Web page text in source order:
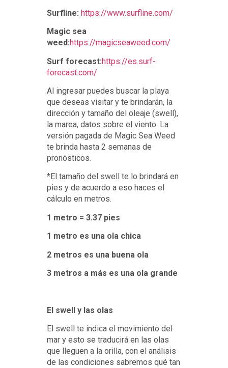
Surfline: https://www.surfline.com/
Magic sea
weed:https://magicseaweed.com/
Surf forecast:https://es.surf-
forecast.com/
Al ingresar puedes buscar la playa
que deseas visitar y te brindarán, la
dirección y tamaño del oleaje (swell),
la marea, datos sobre el viento. La
versión pagada de Magic Sea Weed
te brinda hasta 2 semanas de
pronósticos.
*El tamaño del swell te lo brindará en
pies y de acuerdo a eso haces el
cálculo en metros.
1 metro = 3.37 pies
1 metro es una ola chica
2 metros es una buena ola
3 metros a más es una ola grande
El swell y las olas
El swell te indica el movimiento del
mar y esto se traducirá en las olas
que lleguen a la orilla, con el análisis
de las condiciones sabremos qué tan